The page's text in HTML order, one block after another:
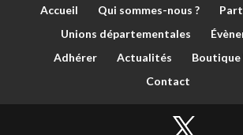
Accueil Qui sommes-nous ?
Unions départementales
Adhérer
Actualités
Boutique
Contact